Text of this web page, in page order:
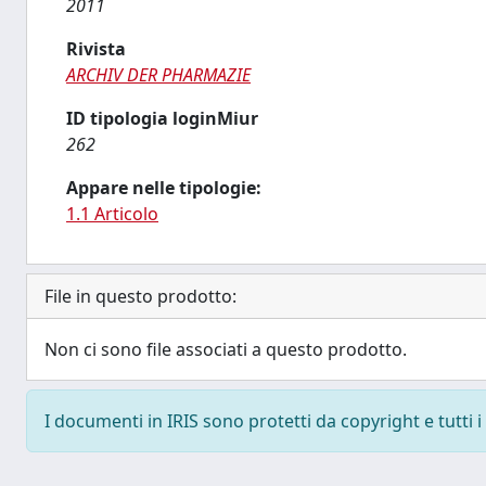
2011
Rivista
ARCHIV DER PHARMAZIE
ID tipologia loginMiur
262
Appare nelle tipologie:
1.1 Articolo
File in questo prodotto:
Non ci sono file associati a questo prodotto.
I documenti in IRIS sono protetti da copyright e tutti